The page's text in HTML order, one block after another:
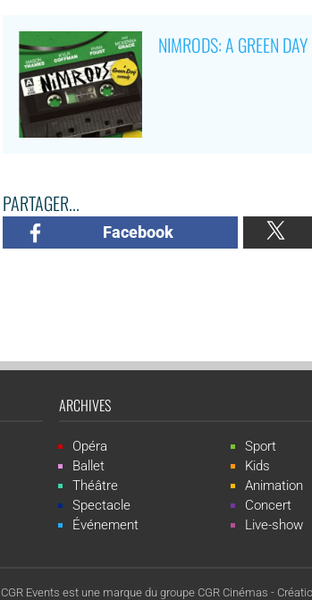
NIMRODS: A GREEN
PARTAGER...
Facebook
ARCHIVES
Opéra
Ballet
Théâtre
Spectacle
Événement
Sport
Kids
Animation
Concert
Live-show
CGR Events est une marque du groupe CGR Cinémas -